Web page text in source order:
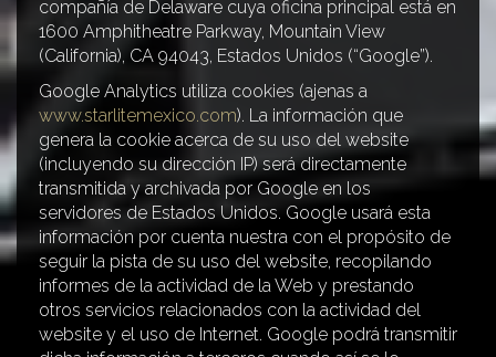
compañía de Delaware cuya oficina principal está en
1600 Amphitheatre Parkway, Mountain View
(California), CA 94043, Estados Unidos (“Google”).
Google Analytics utiliza cookies (ajenas a
www.starlitemexico.com). La información que
genera la cookie acerca de su uso del website
(incluyendo su dirección IP) será directamente
transmitida y archivada por Google en los
servidores de Estados Unidos. Google usará esta
información por cuenta nuestra con el propósito de
seguir la pista de su uso del website, recopilando
informes de la actividad de la Web y prestando
otros servicios relacionados con la actividad del
website y el uso de Internet. Google podrá transmitir